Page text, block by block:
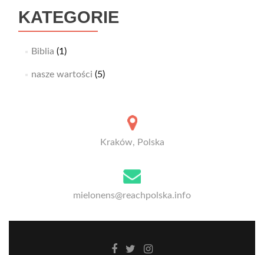
KATEGORIE
Biblia (1)
nasze wartości (5)
Kraków, Polska
mielonens@reachpolska.info